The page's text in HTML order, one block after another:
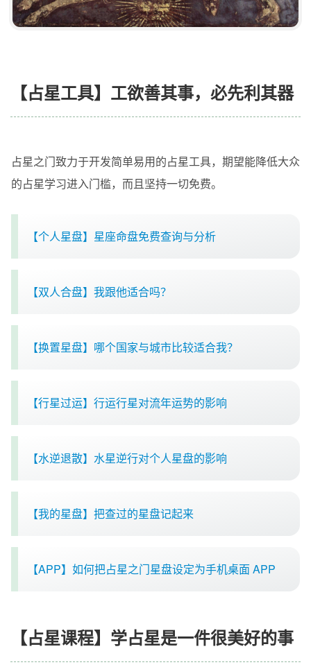
【占星工具】工欲善其事，必先利其器
占星之门致力于开发简单易用的占星工具，期望能降低大众
的占星学习进入门槛，而且坚持一切免费。
【个人星盘】星座命盘免费查询与分析
【双人合盘】我跟他适合吗？
【换置星盘】哪个国家与城市比较适合我？
【行星过运】行运行星对流年运势的影响
【水逆退散】水星逆行对个人星盘的影响
【我的星盘】把查过的星盘记起来
【APP】如何把占星之门星盘设定为手机桌面 APP
【占星课程】学占星是一件很美好的事